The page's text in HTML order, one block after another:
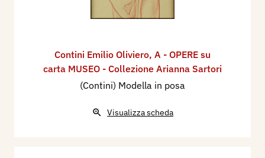
Contini Emilio Oliviero, A - OPERE su
carta MUSEO - Collezione Arianna Sartori
(Contini) Modella in posa
Visualizza scheda